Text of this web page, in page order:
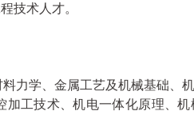
技术人才。
力学、金属工艺及机械基础、
工技术、机电一体化原理、机